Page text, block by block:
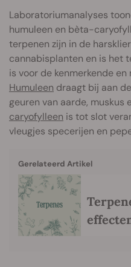
Laboratoriumanalyses
humuleen en bèta-
terpenen zijn in de
cannabisplanten en is het
is voor de kenmerkende
Humuleen draagt bij aan
geuren van aarde, muskus
caryofylleen is tot slot
vleugjes specerijen en
Gerelateerd Artikel